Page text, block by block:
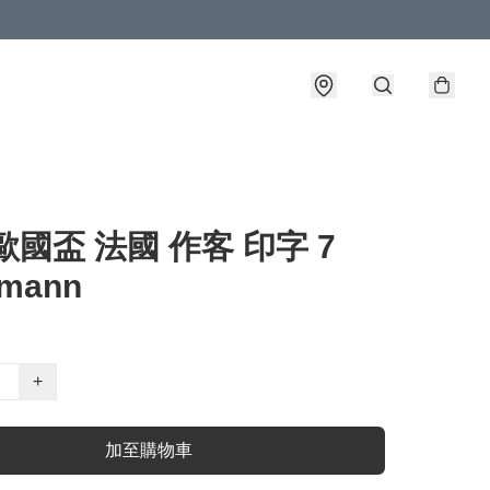
國盃 法國 作客 印字 7
+
加至購物車